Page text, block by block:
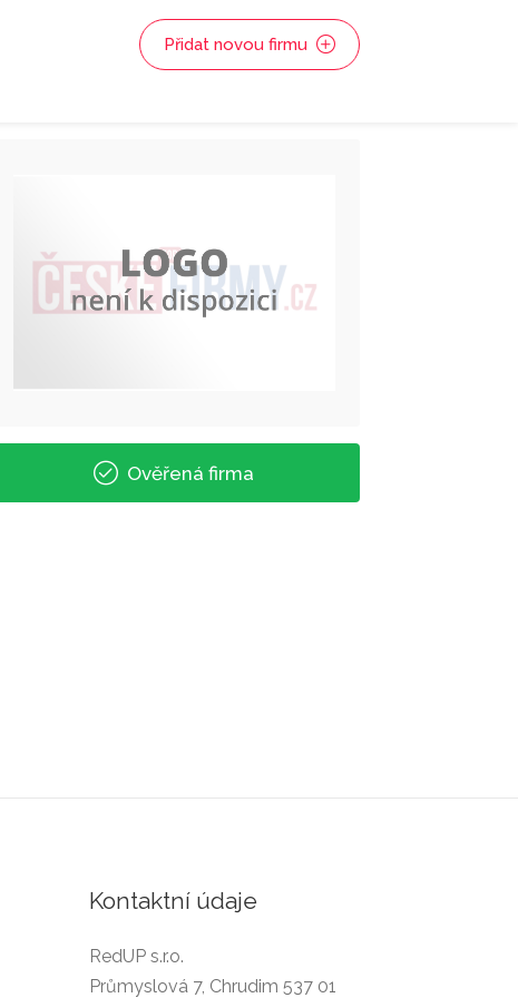
Přidat novou firmu
Ověřená firma
Kontaktní údaje
RedUP s.r.o.
Průmyslová 7, Chrudim 537 01